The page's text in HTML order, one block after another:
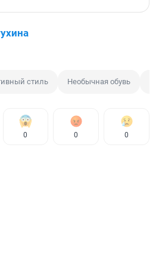
стиль Необычная обувь
0 0 0